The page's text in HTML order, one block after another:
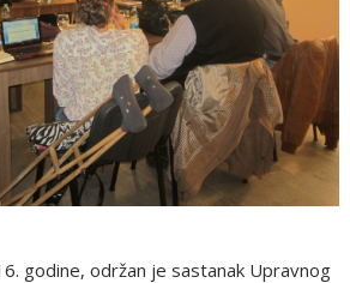
godine, održan je sastanak Upravnog